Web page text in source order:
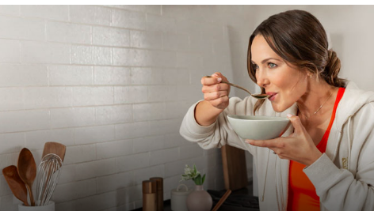
فوائد عشبة السنامكي للنساء
ثمينة للغاية